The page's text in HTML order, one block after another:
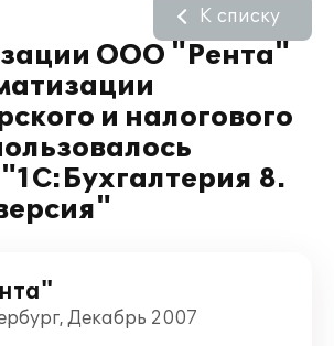
ООО "Рента"
и налогового
8.
К списку
Декабрь 2007